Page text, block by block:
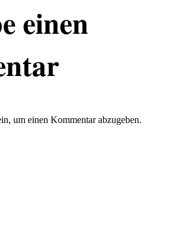
einen
um einen Kommentar abzugeben.